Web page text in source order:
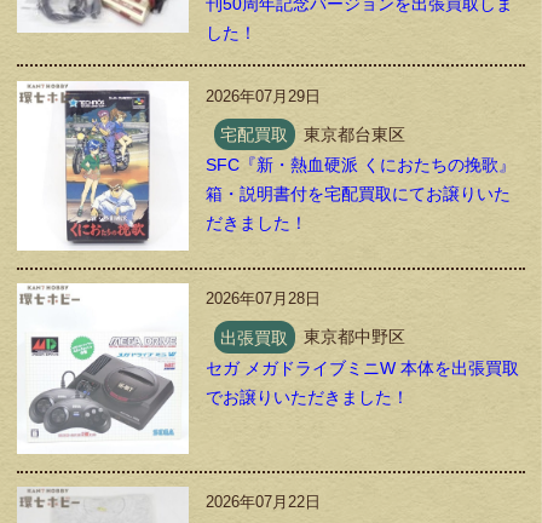
刊50周年記念バージョンを出張買取しま
した！
2026年07月29日
宅配買取
東京都台東区
SFC『新・熱血硬派 くにおたちの挽歌』
箱・説明書付を宅配買取にてお譲りいた
だきました！
2026年07月28日
出張買取
東京都中野区
セガ メガドライブミニW 本体を出張買取
でお譲りいただきました！
2026年07月22日